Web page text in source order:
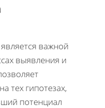
важной
выявления и
тех гипотезах,
потенциал